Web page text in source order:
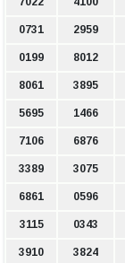
0731 2959
0199 8012
8061 3895
5695 1466
7106 6876
3389 3075
6861 0596
3115 0343
3910 3824